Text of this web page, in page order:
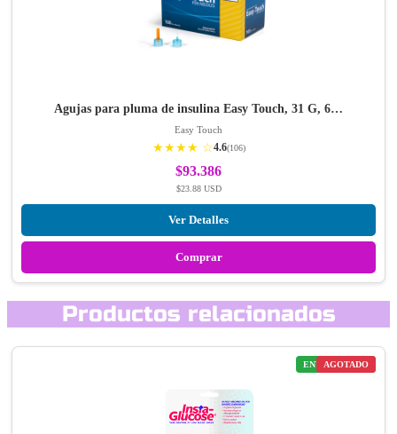
Agujas para pluma de insulina Easy Touch, 31 G, 6…
Easy Touch
★★★★ ☆4.6(106)
$93.386
$23.88 USD
Ver Detalles
Comprar
Productos relacionados
ENVÍO GRATIS
AGOTADO